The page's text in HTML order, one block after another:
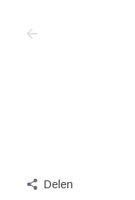
Delen